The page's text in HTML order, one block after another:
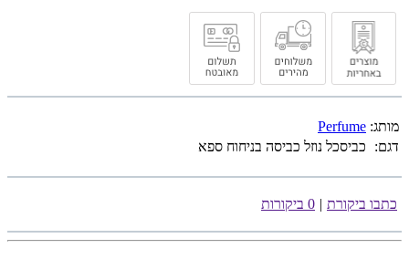
מותג: Perfume
דגם:
כביסכל נוזל כביסה בניחוח ספא
כתבו ביקורת | 0 ביקורות